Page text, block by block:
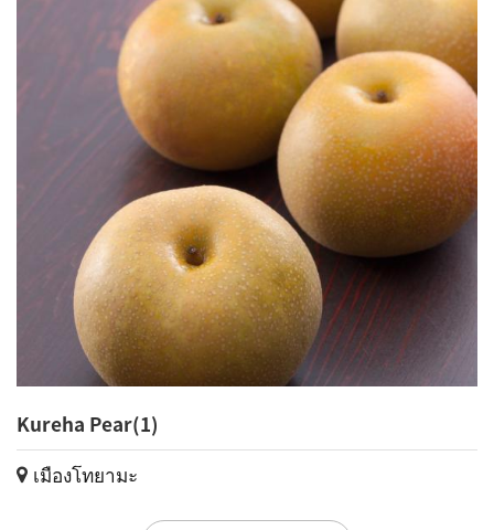
Kureha Pear(1)
เมืองโทยามะ